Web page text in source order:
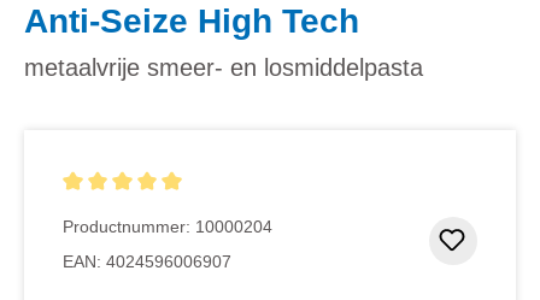
Anti-Seize High Tech
metaalvrije smeer- en losmiddelpasta
Productnummer: 10000204
EAN: 4024596006907